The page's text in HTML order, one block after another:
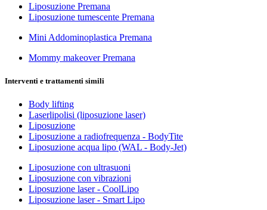
Liposuzione Premana
Liposuzione tumescente Premana
Mini Addominoplastica Premana
Mommy makeover Premana
Interventi e trattamenti simili
Body lifting
Laserlipolisi (liposuzione laser)
Liposuzione
Liposuzione a radiofrequenza - BodyTite
Liposuzione acqua lipo (WAL - Body-Jet)
Liposuzione con ultrasuoni
Liposuzione con vibrazioni
Liposuzione laser - CoolLipo
Liposuzione laser - Smart Lipo